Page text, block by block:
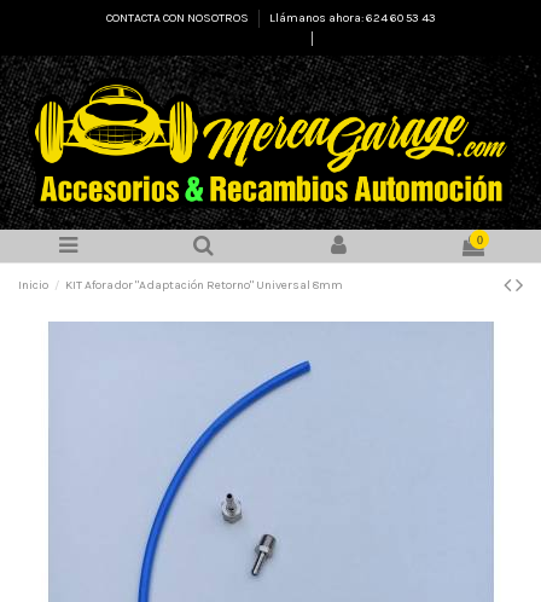
CONTACTA CON NOSOTROS
Llámanos ahora: 624 60 53 43
0
Inicio KIT Aforador "Adaptación Retorno" Universal 8mm